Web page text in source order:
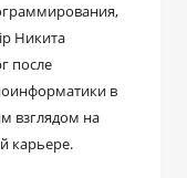
Никита
после
в
взглядом на
карьере.